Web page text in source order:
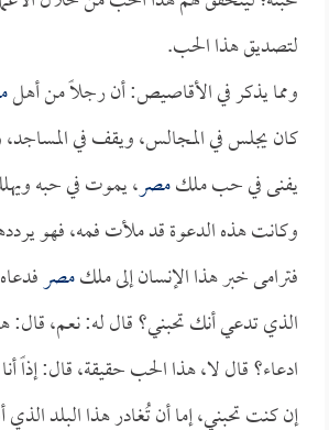
لتصديق هذا الحب.
ومما يذكر في الأقاصيص: أن رجلاً من أهل
كان يجلس في المجالس، ويقف في المساجد،
يفنى في حب ملكمصر، يموت في حبه
وكانت هذه الدعوة قد ملأت فمه، فهو
فترامى خبر هذا الإنسان إلى ملكمصر
الذي تدعي أنك تحبني؟ قال له: نعم،
ادعاء؟ قال لا، هذا الحب حقيقة، قال: إذاً
إن كنت تحبني، إما أن تُغادر هذا البلد